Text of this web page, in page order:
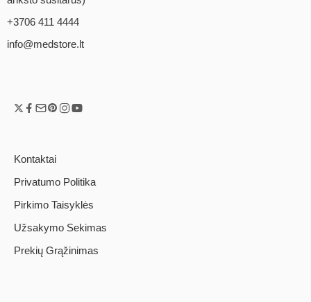
+3706 411 4444
info@medstore.lt
Kontaktai
Privatumo Politika
Pirkimo Taisyklės
Užsakymo Sekimas
Prekių Grąžinimas